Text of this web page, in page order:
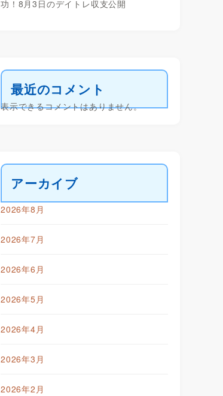
功！8月3日のデイトレ収支公開
最近のコメント
表示できるコメントはありません。
アーカイブ
2026年8月
2026年7月
2026年6月
2026年5月
2026年4月
2026年3月
2026年2月